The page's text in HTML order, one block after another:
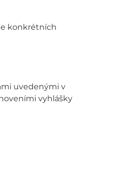
konkrétních
uvedenými v
vyhlášky